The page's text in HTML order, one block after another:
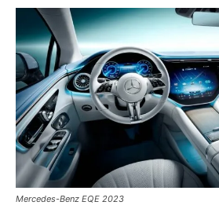
Mercedes-Benz EQE 2023